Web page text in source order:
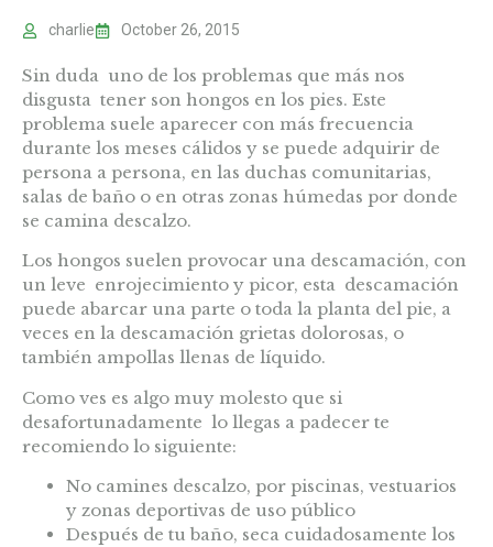
charlie October 26, 2015
Sin duda uno de los problemas que más nos
disgusta tener son hongos en los pies. Este
problema suele aparecer con más frecuencia
durante los meses cálidos y se puede adquirir de
persona a persona, en las duchas comunitarias,
salas de baño o en otras zonas húmedas por donde
se camina descalzo.
Los hongos suelen provocar una descamación, con
un leve enrojecimiento y picor, esta descamación
puede abarcar una parte o toda la planta del pie, a
veces en la descamación grietas dolorosas, o
también ampollas llenas de líquido.
Como ves es algo muy molesto que si
desafortunadamente lo llegas a padecer te
recomiendo lo siguiente:
No camines descalzo, por piscinas, vestuarios
y zonas deportivas de uso público
Después de tu baño, seca cuidadosamente los